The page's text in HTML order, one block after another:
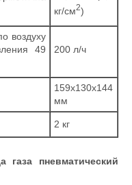
кг/см2)
воздуху
49
200 л/ч
159x130x144
мм
2 кг
газа пневматический